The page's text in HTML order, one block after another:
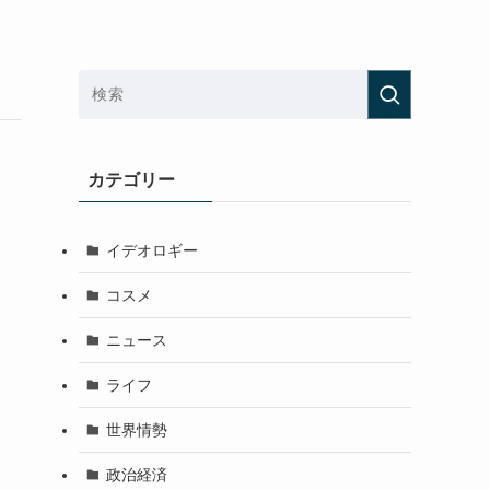
カテゴリー
イデオロギー
コスメ
ニュース
ライフ
世界情勢
政治経済